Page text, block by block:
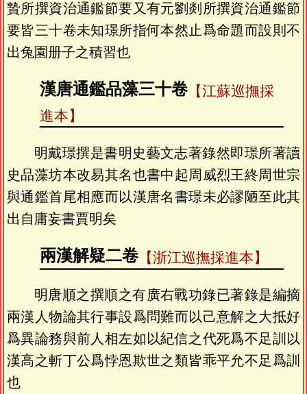
贄所撰資治通鑑節要又有元劉剡所撰資治通鑑節
要皆三十卷未知璟所指何本然止爲命題而設則不
出兔園册子之積習也
漢唐通鑑品藻三十卷【江蘇巡撫採
進本】
明戴璟撰是書明史藝文志著錄然即璟所著讀
史品藻坊本改易其名也書中起周威烈王終周世宗
與通鑑首尾相應而以漢唐名書璟未必謬陋至此其
出自庸妄書賈明矣
兩漢解疑二卷【浙江巡撫採進本】
明唐順之撰順之有廣右戰功錄已著錄是編摘
兩漢人物論其行事設爲問難而以己意解之大抵好
爲異論務與前人相左如以紀信之代死爲不足訓以
漢高之斬丁公爲悖恩欺世之類皆乖平允不足爲訓
也